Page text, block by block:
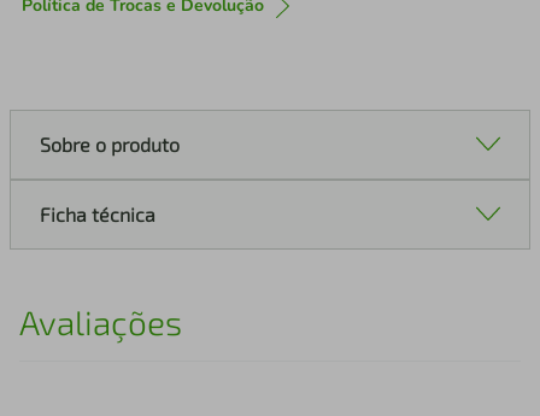
Política de Trocas e Devolução
Sobre o produto
Ficha técnica
Avaliações